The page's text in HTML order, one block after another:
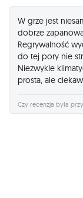
W grze jest
dobrze
Regrywalność
do tej pory nie
Niezwykle
prosta, ale
Czy recenzja była